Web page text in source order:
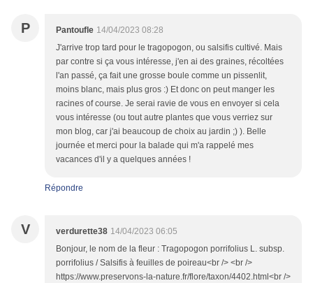
P Pantoufle 14/04/2023 08:28
J'arrive trop tard pour le tragopogon, ou salsifis cultivé. Mais
par contre si ça vous intéresse, j'en ai des graines, récoltées
l'an passé, ça fait une grosse boule comme un pissenlit,
moins blanc, mais plus gros :) Et donc on peut manger les
racines of course. Je serai ravie de vous en envoyer si cela
vous intéresse (ou tout autre plantes que vous verriez sur
mon blog, car j'ai beaucoup de choix au jardin ;) ). Belle
journée et merci pour la balade qui m'a rappelé mes
vacances d'il y a quelques années !
Répondre
V verdurette38 14/04/2023 06:05
Bonjour, le nom de la fleur : Tragopogon porrifolius L. subsp.
porrifolius / Salsifis à feuilles de poireau<br /> <br />
https://www.preservons-la-nature.fr/flore/taxon/4402.html<br />